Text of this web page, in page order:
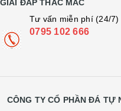
GIẢI ĐÁP THẮC MẮC
Tư vấn miễn phí (24/7)
0795 102 666
CÔNG TY CỔ PHẦN ĐÁ TỰ